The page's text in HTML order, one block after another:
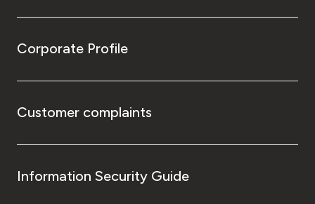
Corporate Profile
Customer complaints
Information Security Guide